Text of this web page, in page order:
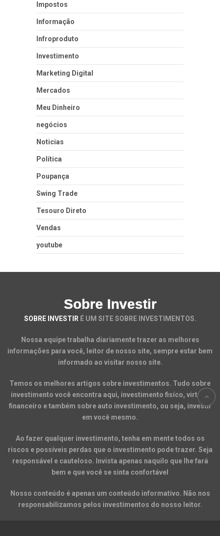
Impostos
Informação
Infroproduto
Investimento
Marketing Digital
Mercados
Meu Dinheiro
negócios
Noticias
Política
Poupança
Swing Trade
Tesouro Direto
Vendas
youtube
Sobre Investir
SOBRE INVESTIR É UM SITE SOBRE INVESTIMENTOS.
Nossa equipe trabalha diariamente trazer as melhores
informações para você, leitor de nosso site, sempre estar bem
informado ao visitar nosso site.
Temos os melhores artigos sobre investimentos. Tudo sobre
investimento você encontra aqui, investimento fisíco, virtual,
financeiro e também sobre auto investimento, ou seja, investir
em você mesmo.
Ao fazer qualquer investimento, tenha em mente todos os
riscos e possíveis perdas que o investimento pode trazer. Seja
responsável e cauteloso. Invista apenas naquilo que lhe fará
bem e que você se sinta confortável
Nosso conteúdo é apenas um conteúdo informativo. Não nos
responsabilizamos pelos investimentos do nosso leitor.